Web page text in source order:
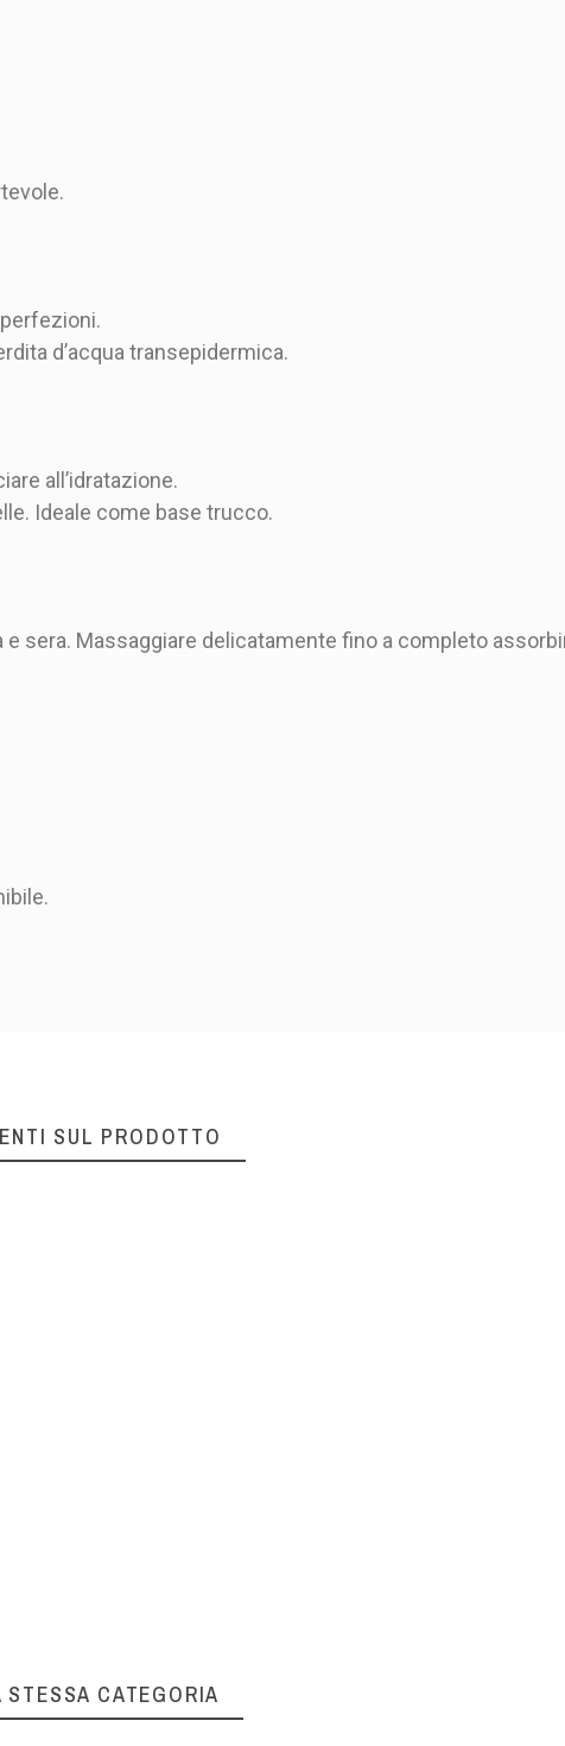
d’acqua transepidermica.
all’idratazione.
Ideale come base trucco.
sera. Massaggiare delicatamente fino a completo
SUL PRODOTTO
STESSA CATEGORIA